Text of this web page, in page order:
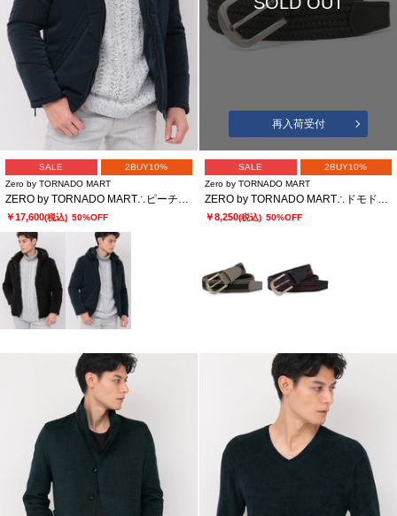
SALE
2BUY10%
Zero by TORNADO MART
ZERO by TORNADO MART∴ピーチサテン中綿ブルゾン
￥17,600(税込) 50%OFF
再入荷受付
SALE
2BUY10%
Zero by TORNADO MART
ZERO by TORNADO MART∴ドモドッソラ ストレッチメッシュベルト
￥8,250(税込) 50%OFF